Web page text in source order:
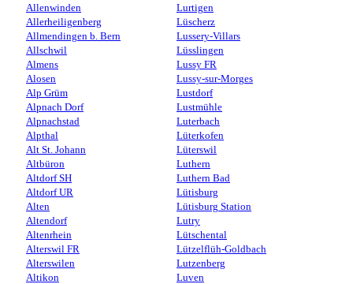
Allenwinden
Allerheiligenberg
Allmendingen b. Bern
Allschwil
Almens
Alosen
Alp Grüm
Alpnach Dorf
Alpnachstad
Alpthal
Alt St. Johann
Altbüron
Altdorf SH
Altdorf UR
Alten
Altendorf
Altenrhein
Alterswil FR
Alterswilen
Altikon
Lurtigen
Lüscherz
Lussery-Villars
Lüsslingen
Lussy FR
Lussy-sur-Morges
Lustdorf
Lustmühle
Luterbach
Lüterkofen
Lüterswil
Luthern
Luthern Bad
Lütisburg
Lütisburg Station
Lutry
Lütschental
Lützelflüh-Goldbach
Lutzenberg
Luven